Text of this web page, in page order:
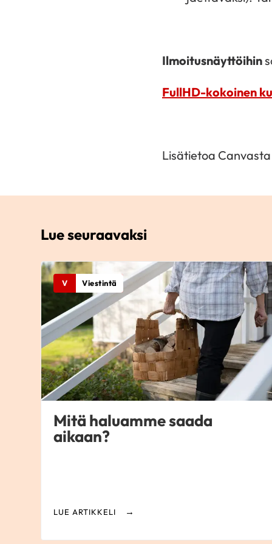
Ilmoitusnäyttöihin
FullHD-kokoinen
Lisätietoa
Lue seuraavaksi
V Viestintä
Mitä haluamme saada
aikaan?
LUE ARTIKKELI